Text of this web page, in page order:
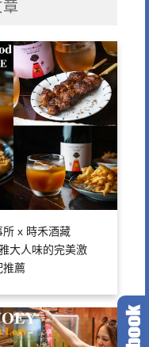
所 x 時禾酒藏
大人味的完美激
推薦